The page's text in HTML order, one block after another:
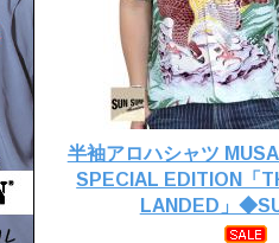
半袖アロハシャツ
SPECIAL EDITION「
LANDED」